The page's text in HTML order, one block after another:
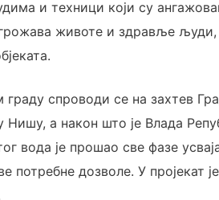
и техници који су
животе и здравље
спроводи се на захтев
а након што је Влада
вода је прошао све фазе
потребне дозволе. У пројекат